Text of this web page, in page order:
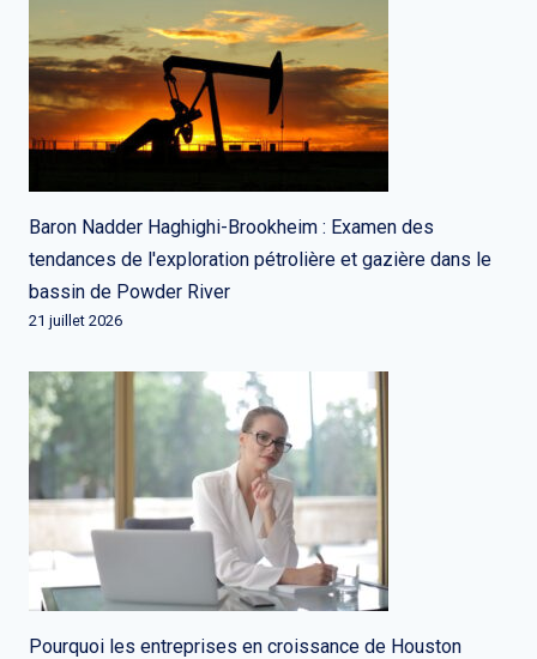
Baron Nadder Haghighi-Brookheim : Examen des
tendances de l'exploration pétrolière et gazière dans le
bassin de Powder River
21 juillet 2026
Pourquoi les entreprises en croissance de Houston